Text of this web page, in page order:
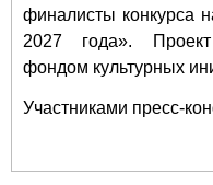
финалисты конкурса
2027 года».
фондом культурных
Участниками пресс-